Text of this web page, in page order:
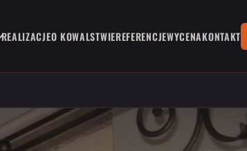
REALIZACJEO KOWALSTWIEREFERENCJEWYCENAKONTAKT